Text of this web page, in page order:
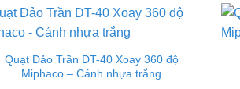
Quạt Đảo Trần DT-40 Xoay 360 độ
Miphaco – Cánh nhựa trắng